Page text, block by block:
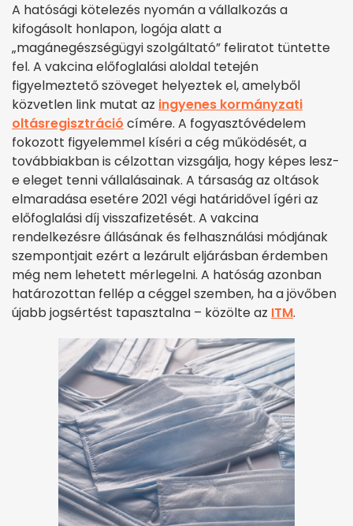
A hatósági kötelezés nyomán a vállalkozás a
kifogásolt honlapon, logója alatt a
„magánegészségügyi szolgáltató” feliratot tüntette
fel. A vakcina előfoglalási aloldal tetején
figyelmeztető szöveget helyeztek el, amelyből
közvetlen link mutat az ingyenes kormányzati
oltásregisztráció címére. A fogyasztóvédelem
fokozott figyelemmel kíséri a cég működését, a
továbbiakban is célzottan vizsgálja, hogy képes lesz-
e eleget tenni vállalásainak. A társaság az oltások
elmaradása esetére 2021 végi határidővel ígéri az
előfoglalási díj visszafizetését. A vakcina
rendelkezésre állásának és felhasználási módjának
szempontjait ezért a lezárult eljárásban érdemben
még nem lehetett mérlegelni. A hatóság azonban
határozottan fellép a céggel szemben, ha a jövőben
újabb jogsértést tapasztalna – közölte az ITM.